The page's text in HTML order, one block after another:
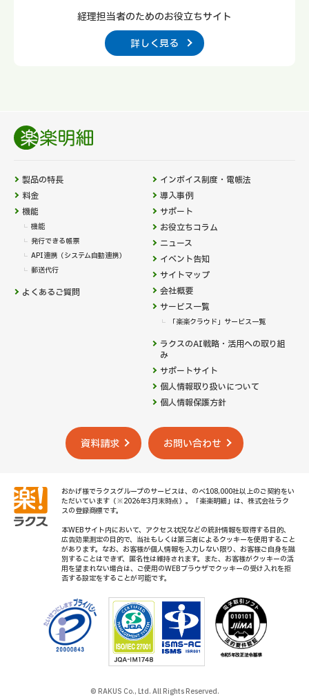
経理担当者のためのお役立ちサイト
詳しく見る
製品の特長
料金
機能
機能
発行できる帳票
API連携（システム自動連携）
郵送代行
よくあるご質問
インボイス制度・電帳法
導入事例
サポート
お役立ちコラム
ニュース
イベント告知
サイトマップ
会社概要
サービス一覧
「楽楽クラウド」サービス一覧
ラクスのAI戦略・活用への取り組
み
サポートサイト
個人情報取り扱いについて
個人情報保護方針
資料請求 お問い合わせ
おかげ様でラクスグループのサービスは、のべ108,000社以上のご契約をい
ただいています（※2026年3月末時点）。「楽楽明細」は、株式会社ラク
スの登録商標です。
本WEBサイト内において、アクセス状況などの統計情報を取得する目的、
広告効果測定の目的で、当社もしくは第三者によるクッキーを使用すること
があります。なお、お客様が個人情報を入力しない限り、お客様ご自身を識
別することはできず、匿名性は維持されます。また、お客様がクッキーの活
用を望まれない場合は、ご使用のWEBブラウザでクッキーの受け入れを拒
否する設定をすることが可能です。
© RAKUS Co., Ltd. All Rights Reserved.